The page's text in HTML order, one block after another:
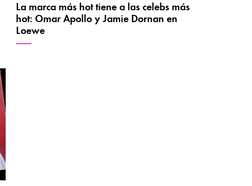
La marca más hot tiene a las celebs más
hot: Omar Apollo y Jamie Dornan en
Loewe